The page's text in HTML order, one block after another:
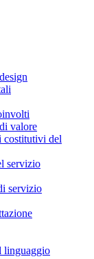
valore
costitutivi del
servizio
servizio
linguaggio